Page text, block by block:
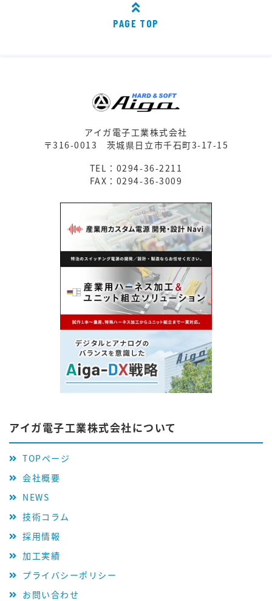
PAGE TOP
アイガ電子工業株式会社
〒316-0013 茨城県日立市千石町3-17-15
TEL：0294-36-2211
FAX：0294-36-3009
アイガ電子工業株式会社について
TOPページ
会社概要
NEWS
技術コラム
採用情報
加工実績
プライバシーポリシー
お問い合わせ